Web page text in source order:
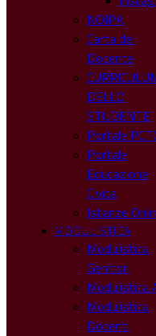
NOIPA
Carta del
Docente
DELLO
STUDENTE
Portale
Portale
Educazione
Civica
Istanze
MODULISTICA
Modulistica
Genitori
Modulistica
Modulistica
Docenti